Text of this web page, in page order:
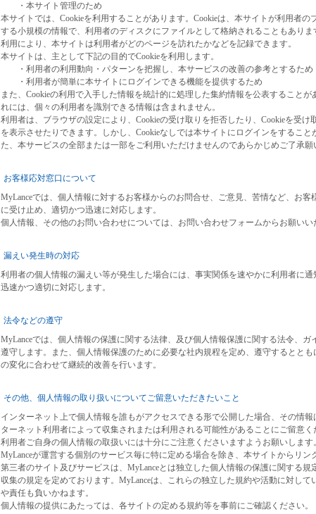
・本サイト管理のため
本サイトでは、Cookieを利用することがあります。Cookieは、本サイトが利用者の
する小規模の情報で、利用者のディスクにファイルとして格納されることもありま
利用により、本サイトは利用者がどのページを訪れたかなどを記録できます。
本サイトは、主として下記の目的でCookieを利用します。
・利用者の利用動向・パターンを把握し、本サービスの改善の参考とするため
・利用者が簡単に本サイトにログインできる機能を提供するため
また、Cookieの利用で入手した情報を統計的に処理した集約情報を公表することが
れには、個々の利用者を識別できる情報は含まれません。
利用者は、ブラウザの設定により、Cookieの受け取りを拒否したり、Cookieを受け
を表示させたりできます。しかし、Cookieなしでは本サイトにログインをすること
た、本サービスの全部または一部をご利用いただけませんのであらかじめご了承願
お客様応対窓口について
MyLanceでは、個人情報に対するお客様からのお問合せ、ご意見、苦情など、お客
に受け止め、適切かつ迅速に対応します。
個人情報、その他のお問い合わせについては、お問い合わせフォームからお願いい
漏えい発生時の対応
利用者の個人情報の漏えい等が発生した場合には、事実関係を速やかに利用者に通
迅速かつ適切に対応します。
法令などの遵守
MyLanceでは、個人情報の保護に関する法律、及び個人情報保護に関する法令、ガ
遵守します。また、個人情報保護のために必要な社内規程を定め、遵守するととも
の変化に合わせて継続的改善を行います。
その他、個人情報の取り扱いについてご留意いただきたいこと
インターネット上で個人情報を誰もがアクセスできる形で公開した場合、その情報
ターネット利用者によって収集されまたは利用される可能性があることにご留意く
利用者ご自身の個人情報の取扱いには十分にご注意くださいますようお願いします。
MyLanceが運営する個別のサービス毎に特に定める場合を除き、本サイトからリン
第三者のサイト及びサービスは、MyLanceとは独立した個人情報の保護に関する規
収集の規定を定めております。MyLanceは、これらの独立した規約や活動に対して
や責任も負いかねます。
個人情報の提供にあたっては、各サイトの定める規約等を事前にご確認ください。